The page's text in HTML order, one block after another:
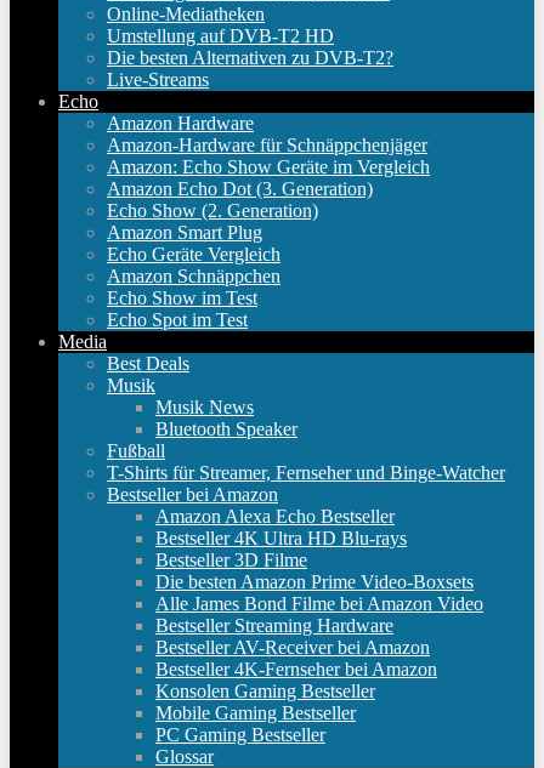
Online-Mediatheken
Umstellung auf DVB-T2 HD
Die besten Alternativen zu DVB-T2?
Live-Streams
Echo
Amazon Hardware
Amazon-Hardware für Schnäppchenjäger
Amazon: Echo Show Geräte im Vergleich
Amazon Echo Dot (3. Generation)
Echo Show (2. Generation)
Amazon Smart Plug
Echo Geräte Vergleich
Amazon Schnäppchen
Echo Show im Test
Echo Spot im Test
Media
Best Deals
Musik
Musik News
Bluetooth Speaker
Fußball
T-Shirts für Streamer, Fernseher und Binge-Watcher
Bestseller bei Amazon
Amazon Alexa Echo Bestseller
Bestseller 4K Ultra HD Blu-rays
Bestseller 3D Filme
Die besten Amazon Prime Video-Boxsets
Alle James Bond Filme bei Amazon Video
Bestseller Streaming Hardware
Bestseller AV-Receiver bei Amazon
Bestseller 4K-Fernseher bei Amazon
Konsolen Gaming Bestseller
Mobile Gaming Bestseller
PC Gaming Bestseller
Glossar